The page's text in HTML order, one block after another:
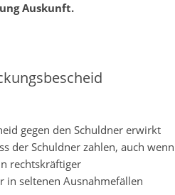
Auskunft.
gegen den Schuldner erwirkt
der Schuldner zahlen, auch wenn
rechtskräftiger
in seltenen Ausnahmefällen